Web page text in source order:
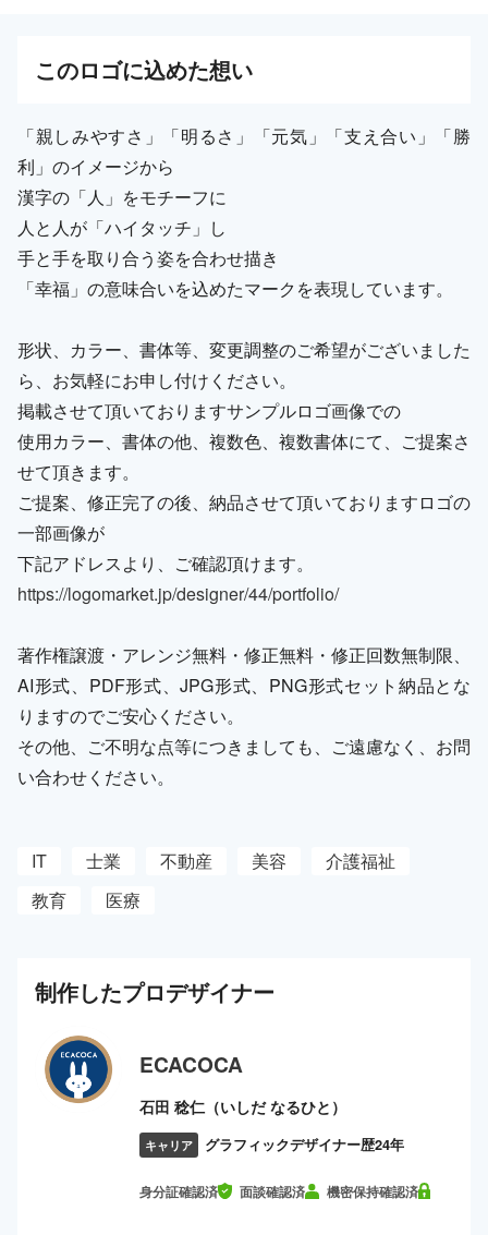
このロゴに込めた想い
「親しみやすさ」「明るさ」「元気」「支え合い」「勝
利」のイメージから
漢字の「人」をモチーフに
人と人が「ハイタッチ」し
手と手を取り合う姿を合わせ描き
「幸福」の意味合いを込めたマークを表現しています。
形状、カラー、書体等、変更調整のご希望がございました
ら、お気軽にお申し付けください。
掲載させて頂いておりますサンプルロゴ画像での
使用カラー、書体の他、複数色、複数書体にて、ご提案さ
せて頂きます。
ご提案、修正完了の後、納品させて頂いておりますロゴの
一部画像が
下記アドレスより、ご確認頂けます。
https://logomarket.jp/designer/44/portfolio/
著作権譲渡・アレンジ無料・修正無料・修正回数無制限、
AI形式、PDF形式、JPG形式、PNG形式セット納品とな
りますのでご安心ください。
その他、ご不明な点等につきましても、ご遠慮なく、お問
い合わせください。
IT 士業 不動産 美容
介護福祉
教育
医療
制作したプロデザイナー
ECACOCA
石田 稔仁（いしだ なるひと）
キャリア グラフィックデザイナー歴24年
身分証確認済 面談確認済 機密保持確認済